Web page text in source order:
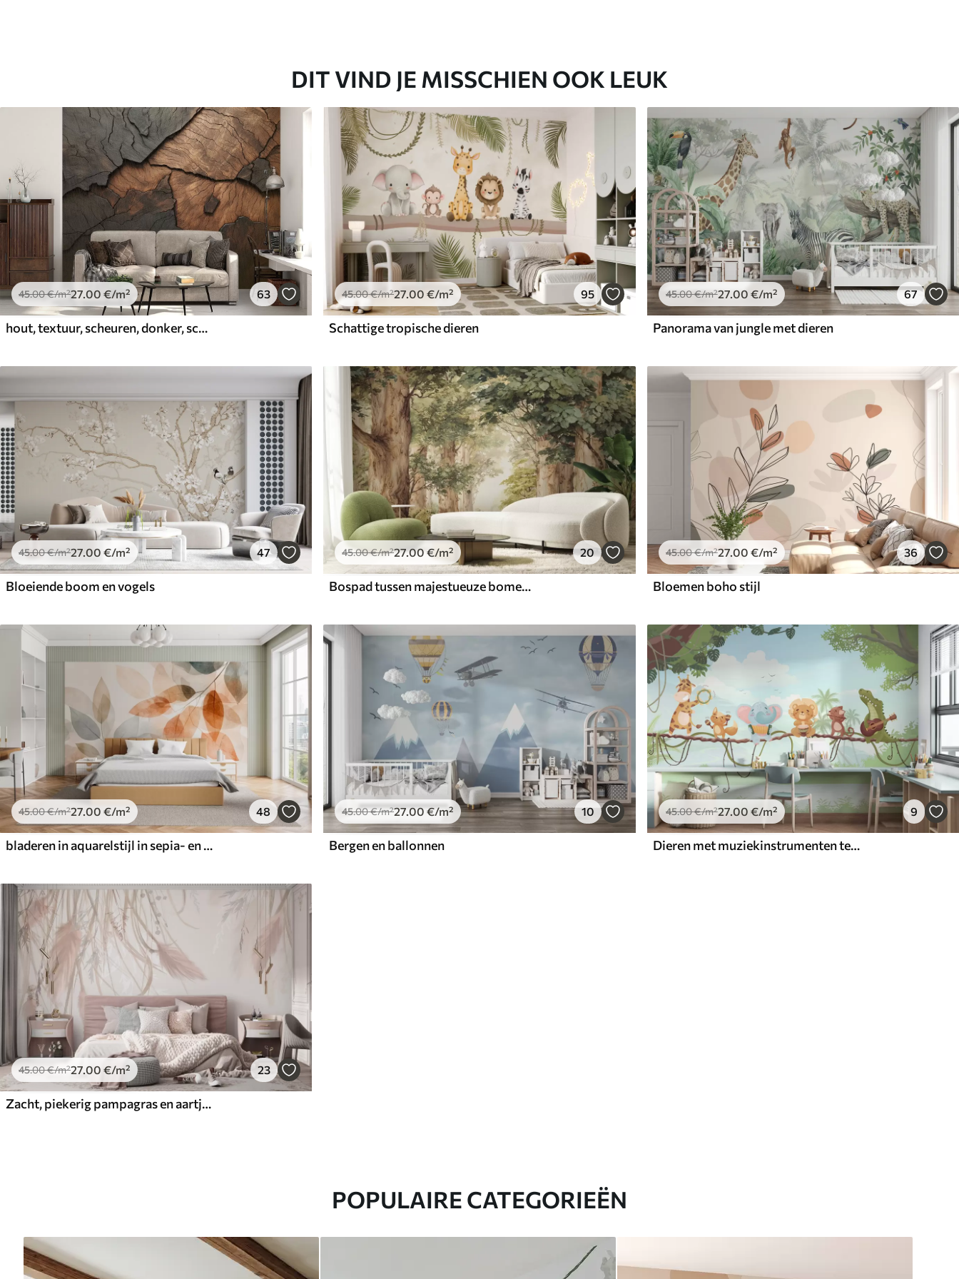
DIT VIND JE MISSCHIEN OOK LEUK
45.00€/m²27 .00 €/m² 63
hout, textuur, scheuren, donker, schors, oppervlak
45.00€/m²27 .00 €/m² 95
Schattige tropische dieren
45.00€/m²27.00 €/m² 67
Panorama van jungle met dieren
45.00€/m²27.00 €/m² 47
Bloeiende boom en vogels
45.00€/m²27.00 €/m² 20
Bospad tussen majestueuze bomen in aquarelstijl
45.00€/m²27.00 €/m² 36
Bloemen boho stijl
45.00€/m²27 .00 €/m² 48
bladeren in aquarelstijl in sepia- en grijstinten
45.00€/m²27.00€/m² 10
Bergen en ballonnen
45.00€/m²27.00 €/m² 9
Dieren met muziekinstrumenten tegen een tropisch landschap
45.00€/m²27.00 €/m² 23
Zacht, piekerig pampagras en aartjes in beige en roze tinten tegen een lichte achtergrond
POPULAIRE CATEGORIEËN